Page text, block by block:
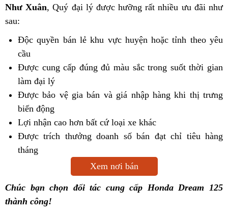
Như Xuân, Quý đại lý được hưỡng rất nhiều ưu đãi như
sau:
Độc quyền bán lẻ khu vực huyện hoặc tỉnh theo yêu
cầu
Được cung cấp đúng đủ màu sắc trong suốt thời gian
làm đại lý
Được bảo vệ gia bán và giá nhập hàng khi thị trưng
biến động
Lợi nhận cao hơn bất cứ loại xe khác
Được trích thưởng doanh số bán đạt chỉ tiêu hàng
tháng
Xem nơi bán
Chúc bạn chọn đối tác cung cấp Honda Dream 125
thành công!